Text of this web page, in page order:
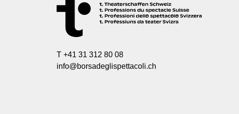
T +41 31 312 80 08
info@borsadeglispettacoli.ch